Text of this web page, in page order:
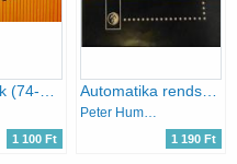
Digitális IC-k (74-es sorozat)
1 100 Ft
Automatika rendszerek megbízhatósága
Peter Hummitzsch
1 190 Ft